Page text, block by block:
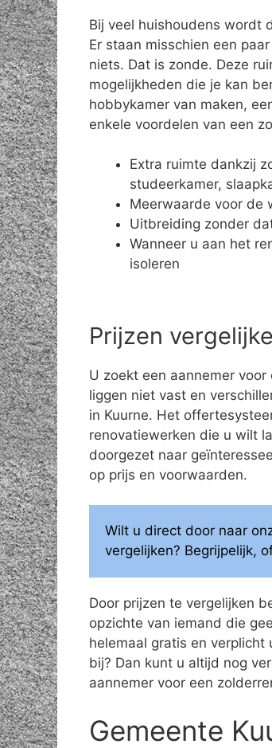
Bij veel huishoudens wordt
Er staan misschien een
niets. Dat is zonde. Deze
mogelijkheden die je kan
hobbykamer van maken,
enkele voordelen van een
Extra ruimte dankzij
studeerkamer,
Meerwaarde voor de
Uitbreiding zonder
Wanneer u aan het
isoleren
Prijzen
U zoekt een aannemer
liggen niet vast en
in Kuurne. Het
renovatiewerken die u wilt
doorgezet naar
op prijs en voorwaarden.
Wilt u direct door naar
vergelijken? Begrijpelijk,
Door prijzen te vergelijken
opzichte van iemand die
helemaal gratis en
bij? Dan kunt u altijd nog
aannemer voor een
Gemeente